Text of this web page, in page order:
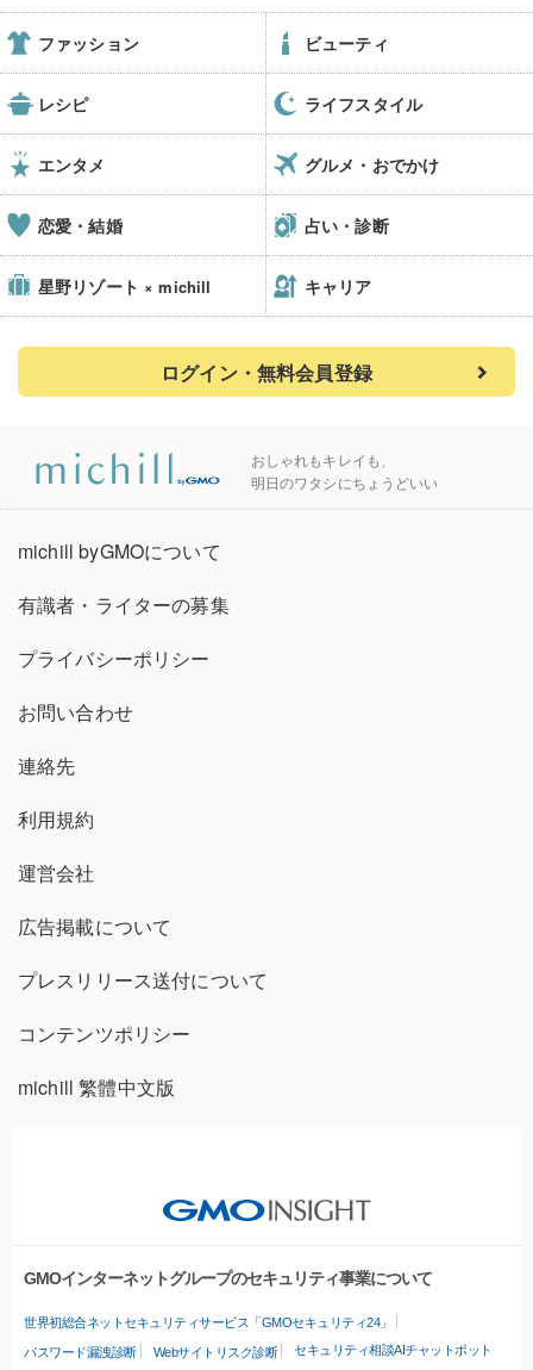
ファッション ビューティ
レシピ ライフスタイル
エンタメ グルメ・おでかけ
恋愛・結婚 占い・診断
星野リゾート × michill キャリア
ログイン・無料会員登録
おしゃれもキレイも、
明日のワタシにちょうどいい
michill byGMOについて
有識者・ライターの募集
プライバシーポリシー
お問い合わせ
連絡先
利用規約
運営会社
広告掲載について
プレスリリース送付について
コンテンツポリシー
michill 繁體中文版
GMOインターネットグループのセキュリティ事業について
世界初総合ネットセキュリティサービス「GMOセキュリティ24」
パスワード漏洩診断 Webサイトリスク診断 セキュリティ相談AIチャットボット